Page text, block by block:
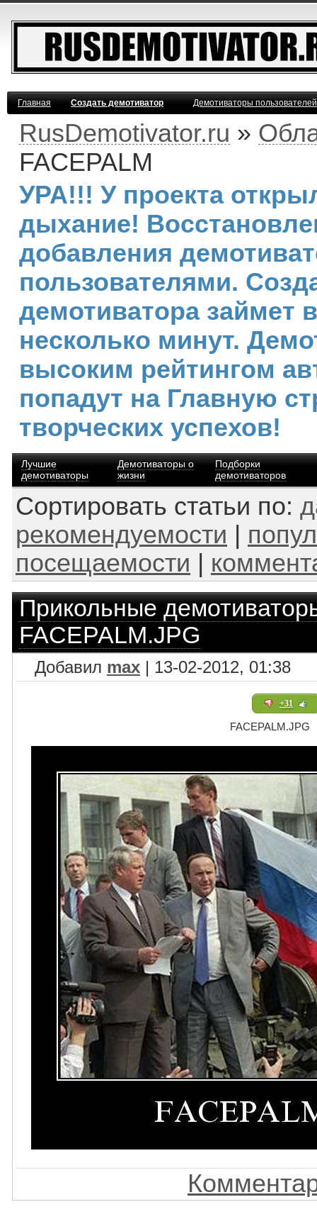
Главная Создать демотиватор Демотиваторы
RusDemotivator.ru »
FACEPALM
УРА!!! У проекта
дыхание!
добавления
пользователями.
демотиватора займет
несколько минут.
высоким рейтингом
попадут на Главную
творческих успехов!
Лучшие
демотиваторы
Демотиваторы о
жизни
Подборки
демотиваторов
Сортировать статьи по:
рекомендуемости
посещаемости
Прикольные
FACEPALM.JPG
Добавил max | 13-02-2012, 01:38
+31
FACEPALM.JPG